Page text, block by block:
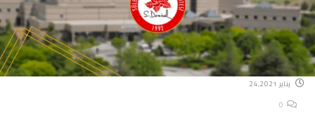
يناير 24,2021
0